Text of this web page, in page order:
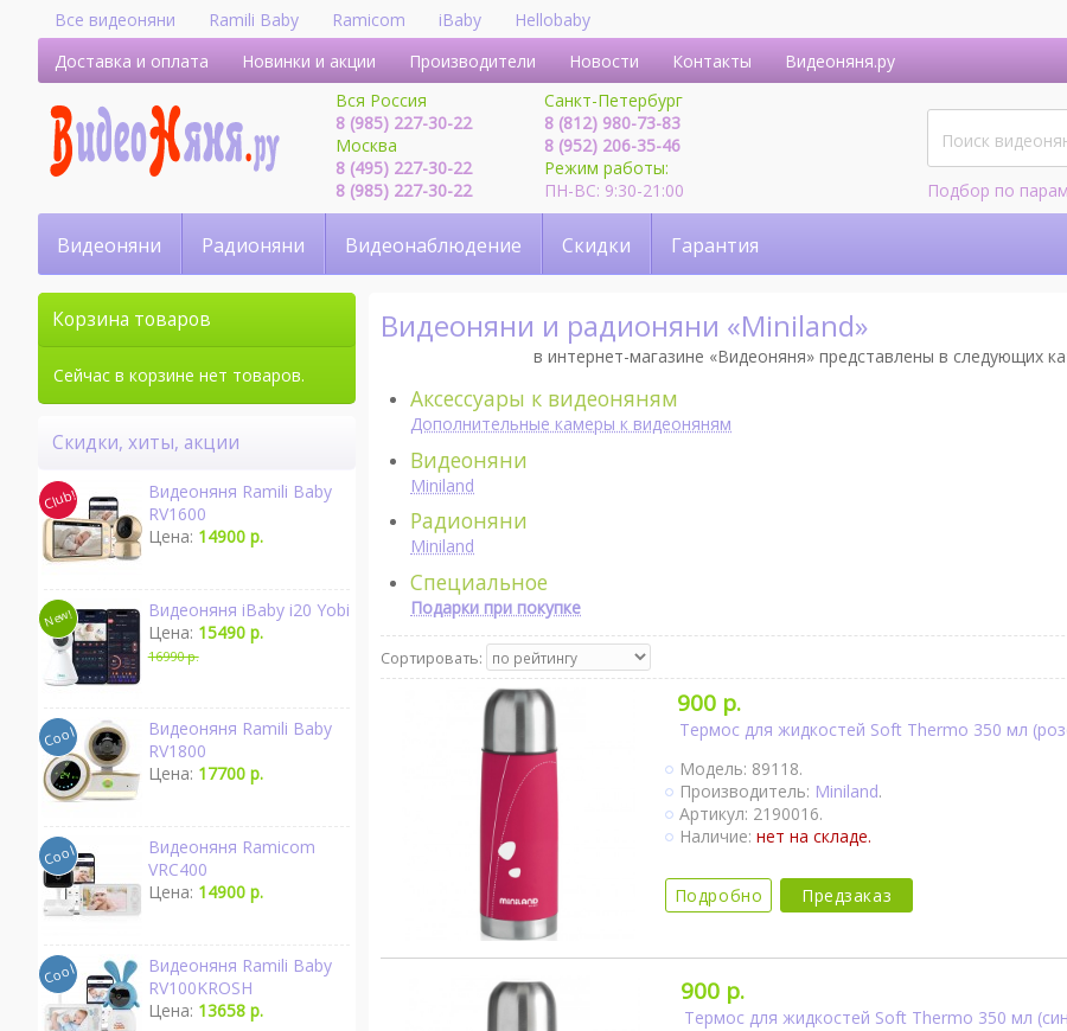
Все видеоняни Ramili Baby Ramicom iBaby
Hellobaby
Доставка и оплата
Новинки и акции Производители Новости Контакты
Видеоняня.ру
Вся Россия
8 (985) 227-30-22
Москва
8 (495) 227-30-22
8 (985) 227-30-22
Санкт-Петербург
8 (812) 980-73-83
8 (952) 206-35-46
Режим работы:
ПН-ВС: 9:30-21:00
Подбор по
Видеоняни Радионяни Видеонаблюдение Скидки Гарантия
Видеоняни и радионяни «Miniland»
в интернет-магазине «Видеоняня» представлены в следующих
Аксессуары к видеоняням
Дополнительные камеры к видеоняням
Видеоняни
Miniland
Радионяни
Miniland
Специальное
Подарки при покупке
Сортировать:
900 р.
Термос для жидкостей Soft Thermo 350 мл
Модель: 89118.
Производитель: Miniland.
Артикул: 2190016.
Наличие: нет на складе.
Подробно Предзаказ
900 р.
Термос для жидкостей Soft Thermo 350 мл
Корзина товаров
Сейчас в корзине нет товаров.
Скидки, хиты, акции
Видеоняня Ramili Baby
RV1600
Цена: 14900 р.
Видеоняня iBaby i20 Yobi
Цена: 15490 р.
16990 р.
Видеоняня Ramili Baby
RV1800
Цена: 17700 р.
Видеоняня Ramicom
VRC400
Цена: 14900 р.
Видеоняня Ramili Baby
RV100KROSH
Цена: 13658 р.